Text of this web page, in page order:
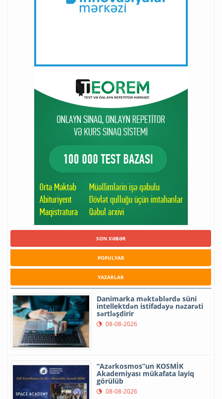
SON XƏBƏR
POPULYAR
YAZARLAR
Danimarka məktəblərdə süni
intellektdən istifadəyə nəzarəti
sərtləşdirir
08-08-2026
“Azərkosmos”un KOSMİK
Akademiyası mükafata layiq
görülüb
08-08-2026